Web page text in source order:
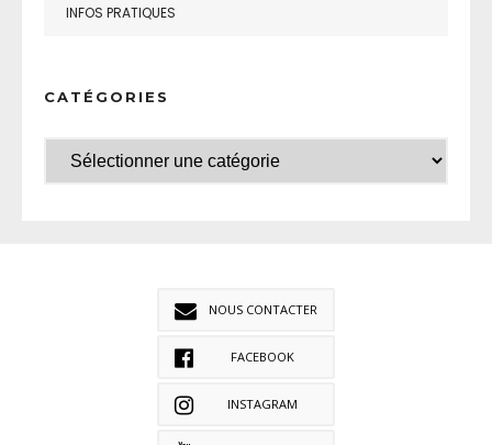
INFOS PRATIQUES
CATÉGORIES
NOUS CONTACTER
FACEBOOK
INSTAGRAM